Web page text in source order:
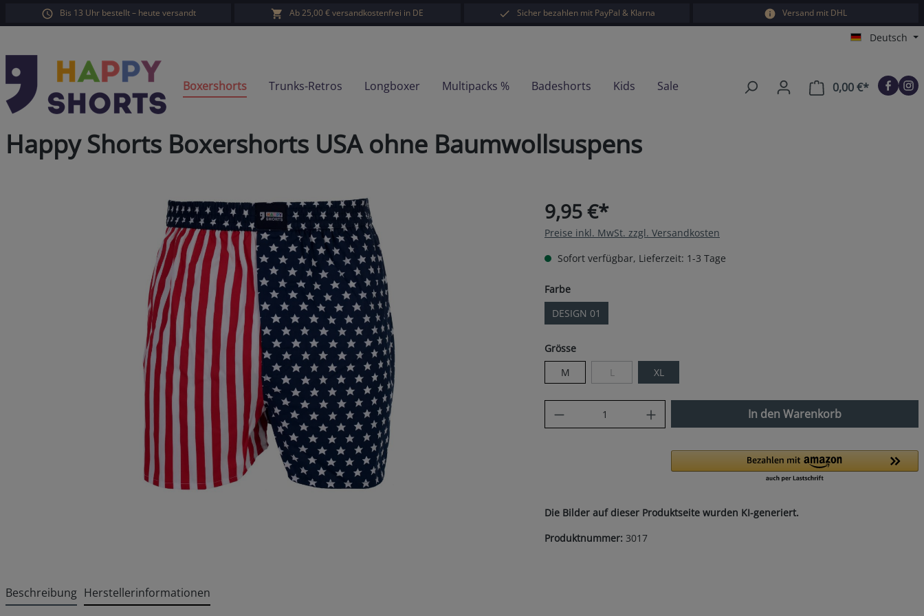
Zur Hauptnavigation springen
Bis 13 Uhr bestellt – heute versandt Ab 25,00 € versandkostenfrei in DE Sicher bezahlen mit PayPal & Klarna Versand mit DHL
Deutsch
Boxershorts Trunks-Retros Longboxer Multipacks % Badeshorts Kids Sale 0,00 €*Warenkorb
Happy Shorts Boxershorts USA ohne Baumwollsuspens
9,95 €*
Preise inkl. MwSt. zzgl. Versandkosten
Sofort verfügbar, Lieferzeit: 1-3 Tage
Farbeauswählen
DESIGN 01
Grösseauswählen
M
L
(Diese Option ist zurzeit nicht verfügbar.)
XL
Produkt Anzahl: Gib den gewünschten Wert
In den Warenkorb
Die Bilder auf dieser Produktseite wurden KI-generiert.
Produktnummer: 3017
Beschreibung Herstellerinformationen